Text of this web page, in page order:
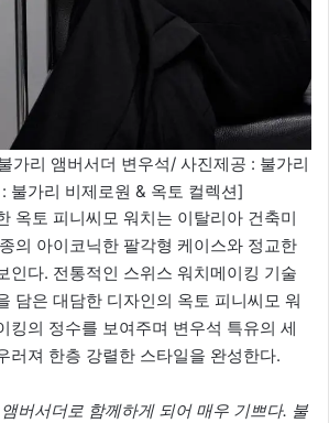
가리 앰버서더 변우석/ 사진제공 : 불가리
불가리 비제로원 & 옥토 컬렉션]
옥토 피니씨모 워치는 이탈리아 건축미
의 아이코닉한 팔각형 케이스와 정교한
인다. 전통적인 스위스 워치메이킹 기술
담은 대담한 디자인의 옥토 피니씨모 워
킹의 정수를 보여주며 변우석 특유의 세
러져 한층 강렬한 스타일을 완성한다.
버서더로 함께하게 되어 매우 기쁘다. 불